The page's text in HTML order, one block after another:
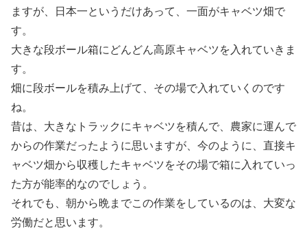
ますが、日本一というだけあって、一面がキャベツ畑で
す。
大きな段ボール箱にどんどん高原キャベツを入れていきま
す。
畑に段ボールを積み上げて、その場で入れていくのです
ね。
昔は、大きなトラックにキャベツを積んで、農家に運んで
からの作業だったように思いますが、今のように、直接キ
ャベツ畑から収穫したキャベツをその場で箱に入れていっ
た方が能率的なのでしょう。
それでも、朝から晩までこの作業をしているのは、大変な
労働だと思います。